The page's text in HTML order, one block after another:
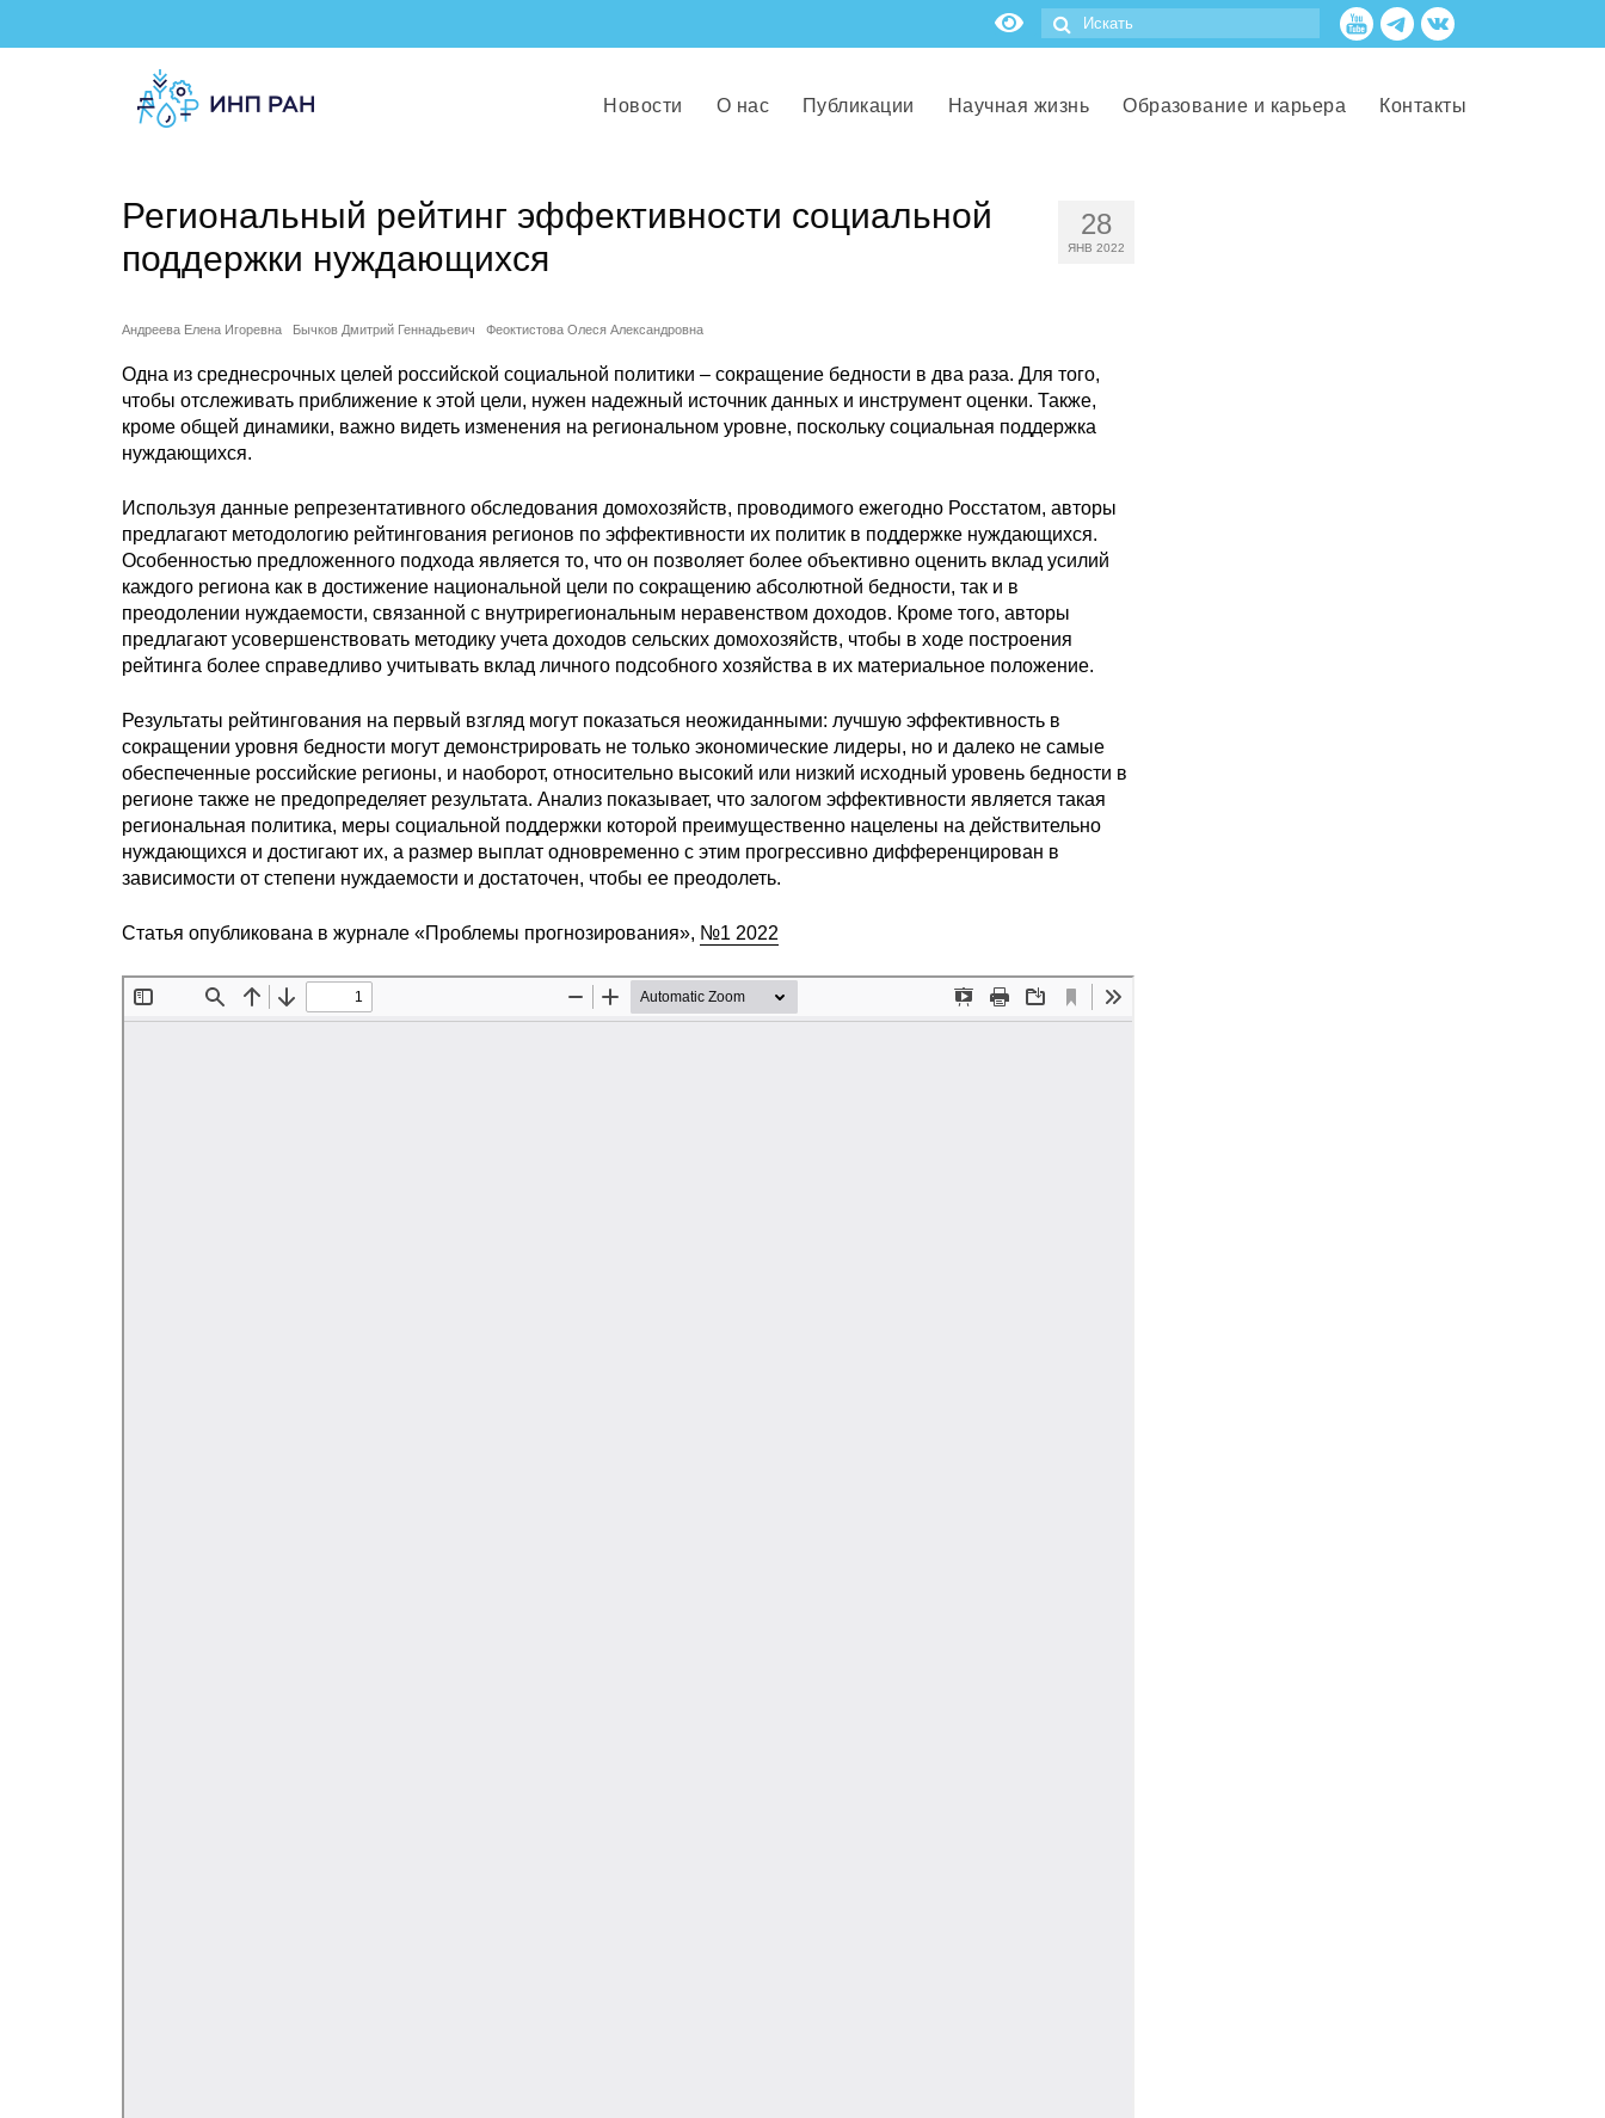
Новости О нас Публикации Научная жизнь Образование и карьера Контакты
28
ЯНВ 2022
Региональный рейтинг эффективности социальной
поддержки нуждающихся
Андреева Елена Игоревна Бычков Дмитрий Геннадьевич Феоктистова Олеся Александровна
Одна из среднесрочных целей российской социальной политики – сокращение бедности в два раза. Для того,
чтобы отслеживать приближение к этой цели, нужен надежный источник данных и инструмент оценки. Также,
кроме общей динамики, важно видеть изменения на региональном уровне, поскольку социальная поддержка
нуждающихся.
Используя данные репрезентативного обследования домохозяйств, проводимого ежегодно Росстатом, авторы
предлагают методологию рейтингования регионов по эффективности их политик в поддержке нуждающихся.
Особенностью предложенного подхода является то, что он позволяет более объективно оценить вклад усилий
каждого региона как в достижение национальной цели по сокращению абсолютной бедности, так и в
преодолении нуждаемости, связанной с внутрирегиональным неравенством доходов. Кроме того, авторы
предлагают усовершенствовать методику учета доходов сельских домохозяйств, чтобы в ходе построения
рейтинга более справедливо учитывать вклад личного подсобного хозяйства в их материальное положение.
Результаты рейтингования на первый взгляд могут показаться неожиданными: лучшую эффективность в
сокращении уровня бедности могут демонстрировать не только экономические лидеры, но и далеко не самые
обеспеченные российские регионы, и наоборот, относительно высокий или низкий исходный уровень бедности в
регионе также не предопределяет результата. Анализ показывает, что залогом эффективности является такая
региональная политика, меры социальной поддержки которой преимущественно нацелены на действительно
нуждающихся и достигают их, а размер выплат одновременно с этим прогрессивно дифференцирован в
зависимости от степени нуждаемости и достаточен, чтобы ее преодолеть.
Статья опубликована в журнале «Проблемы прогнозирования», №1 2022